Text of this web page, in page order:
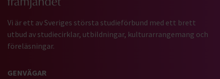
Vi är ett av Sveriges största studieförbund med ett brett
utbud av studiecirklar, utbildningar, kulturarrangemang och
föreläsningar.
GENVÄGAR